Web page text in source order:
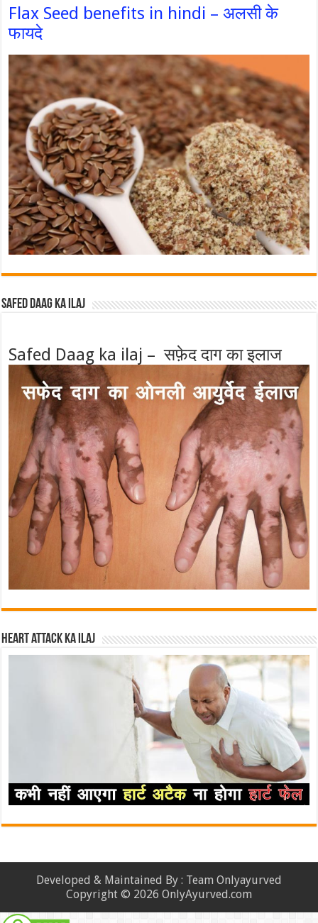
Flax Seed benefits in hindi – अलसी के
फायदे
Safed Daag ka ilaj
Safed Daag ka ilaj – सफ़ेद दाग का इलाज
Heart attack ka ilaj
Developed & Maintained By : Team Onlyayurved
Copyright © 2026 OnlyAyurved.com